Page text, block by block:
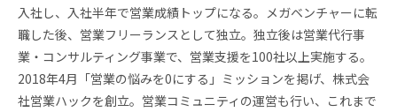
入社し、入社半年で営業成績トップになる。メガベンチャーに転
職した後、営業フリーランスとして独立。独立後は営業代行事
業・コンサルティング事業で、営業支援を100社以上実施する。
2018年4月「営業の悩みを0にする」ミッションを掲げ、株式会
社営業ハックを創立。営業コミュニティの運営も行い、これまで